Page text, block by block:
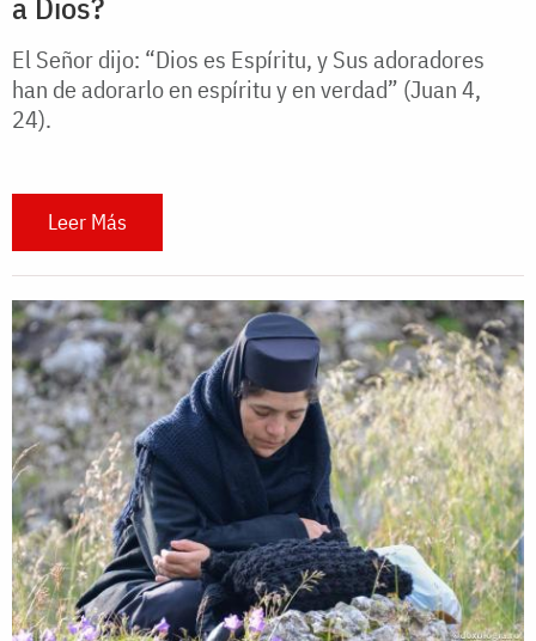
El Señor dijo: “Dios es Espíritu, y Sus adoradores
han de adorarlo en espíritu y en verdad” (Juan 4,
24).
Leer Más